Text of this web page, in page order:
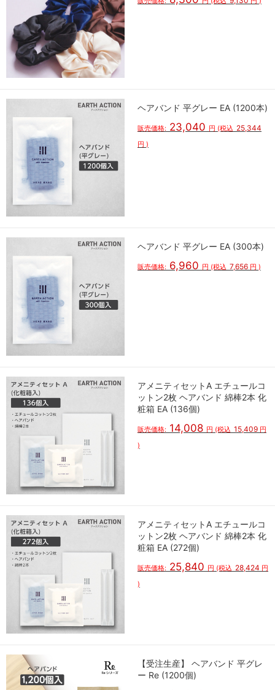
ヘアバンド 平グレー EA (1200本)
販売価格: 23,040 円 (税込 25,344
円 )
ヘアバンド 平グレー EA (300本)
販売価格: 6,960 円 (税込 7,656 円 )
アメニティセットA エチュールコ
ットン2枚 ヘアバンド 綿棒2本 化
粧箱 EA (136個)
販売価格: 14,008 円 (税込 15,409 円
)
アメニティセットA エチュールコ
ットン2枚 ヘアバンド 綿棒2本 化
粧箱 EA (272個)
販売価格: 25,840 円 (税込 28,424 円
)
【受注生産】 ヘアバンド 平グレ
ー Re (1200個)